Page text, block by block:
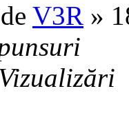
V3R »
Vizualizări